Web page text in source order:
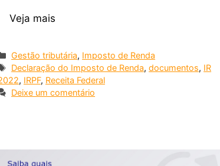
Veja mais
Gestão tributária, Imposto de Renda
Declaração do Imposto de Renda,documentos, IR
, IRPF, Receita Federal
Deixe um comentário